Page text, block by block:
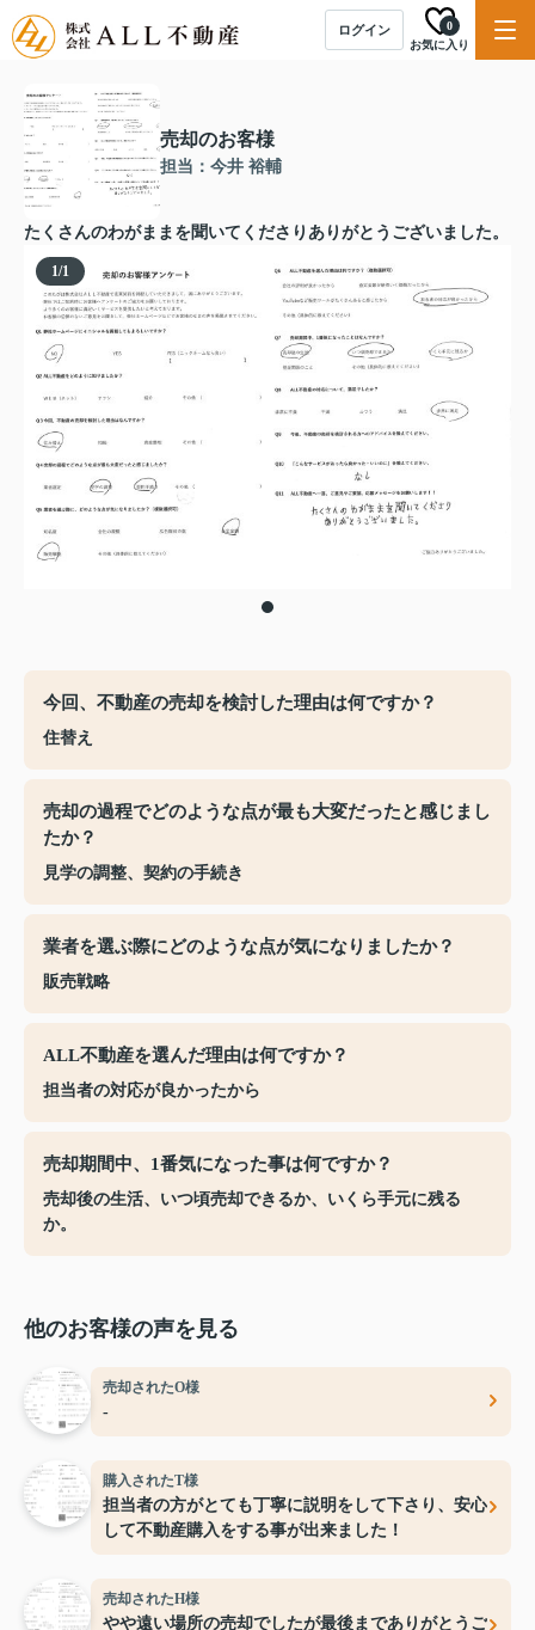
ログイン
お気に入り
0
売却のお客様
担当：今井 裕輔
たくさんのわがままを聞いてくださりありがとうございました。
1/1
今回、不動産の売却を検討した理由は何ですか？
住替え
売却の過程でどのような点が最も大変だったと感じまし
たか？
見学の調整、契約の手続き
業者を選ぶ際にどのような点が気になりましたか？
販売戦略
ALL不動産を選んだ理由は何ですか？
担当者の対応が良かったから
売却期間中、1番気になった事は何ですか？
売却後の生活、いつ頃売却できるか、いくら手元に残る
か。
他のお客様の声を見る
売却されたO様
-
購入されたT様
担当者の方がとても丁寧に説明をして下さり、安心
して不動産購入をする事が出来ました！
売却されたH様
やや遠い場所の売却でしたが最後までありがとうご